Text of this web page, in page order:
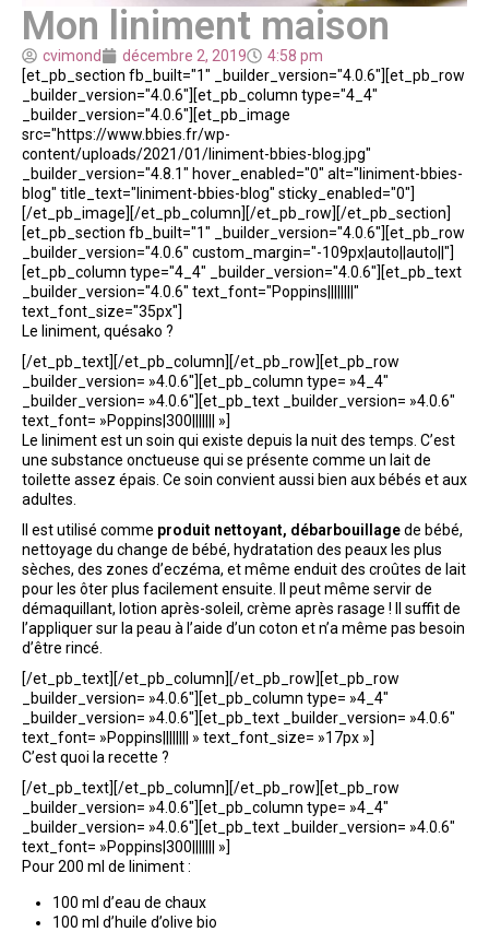
Mon liniment maison
cvimond décembre 2, 2019
4:58 pm
[et_pb_section fb_built="1" _builder_version="4.0.6"][et_pb_row
_builder_version="4.0.6"][et_pb_column type="4_4"
_builder_version="4.0.6"][et_pb_image
src="https://www.bbies.fr/wp-
content/uploads/2021/01/liniment-bbies-blog.jpg"
_builder_version="4.8.1" hover_enabled="0" alt="liniment-bbies-
blog" title_text="liniment-bbies-blog" sticky_enabled="0"]
[/et_pb_image][/et_pb_column][/et_pb_row][/et_pb_section]
[et_pb_section fb_built="1" _builder_version="4.0.6"][et_pb_row
_builder_version="4.0.6" custom_margin="-109px|auto||auto||"]
[et_pb_column type="4_4" _builder_version="4.0.6"][et_pb_text
_builder_version="4.0.6" text_font="Poppins||||||||"
text_font_size="35px"]
Le liniment, quésako ?
[/et_pb_text][/et_pb_column][/et_pb_row][et_pb_row
_builder_version= »4.0.6″][et_pb_column type= »4_4″
_builder_version= »4.0.6″][et_pb_text _builder_version= »4.0.6″
text_font= »Poppins|300||||||| »]
Le liniment est un soin qui existe depuis la nuit des temps. C’est
une substance onctueuse qui se présente comme un lait de
toilette assez épais. Ce soin convient aussi bien aux bébés et aux
adultes.
Il est utilisé comme produit nettoyant, débarbouillagede bébé,
nettoyage du change de bébé, hydratation des peaux les plus
sèches, des zones d’eczéma, et même enduit des croûtes de lait
pour les ôter plus facilement ensuite. Il peut même servir de
démaquillant, lotion après-soleil, crème après rasage ! Il suffit de
l’appliquer sur la peau à l’aide d’un coton et n’a même pas besoin
d’être rincé.
[/et_pb_text][/et_pb_column][/et_pb_row][et_pb_row
_builder_version= »4.0.6″][et_pb_column type= »4_4″
_builder_version= »4.0.6″][et_pb_text _builder_version= »4.0.6″
text_font= »Poppins|||||||| » text_font_size= »17px »]
C’est quoi la recette ?
[/et_pb_text][/et_pb_column][/et_pb_row][et_pb_row
_builder_version= »4.0.6″][et_pb_column type= »4_4″
_builder_version= »4.0.6″][et_pb_text _builder_version= »4.0.6″
text_font= »Poppins|300||||||| »]
Pour 200 ml de liniment :
100 ml d’eau de chaux
100 ml d’huile d’olive bio